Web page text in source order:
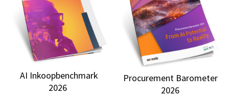
AI Inkoopbenchmark
2026
Procurement Barometer
2026